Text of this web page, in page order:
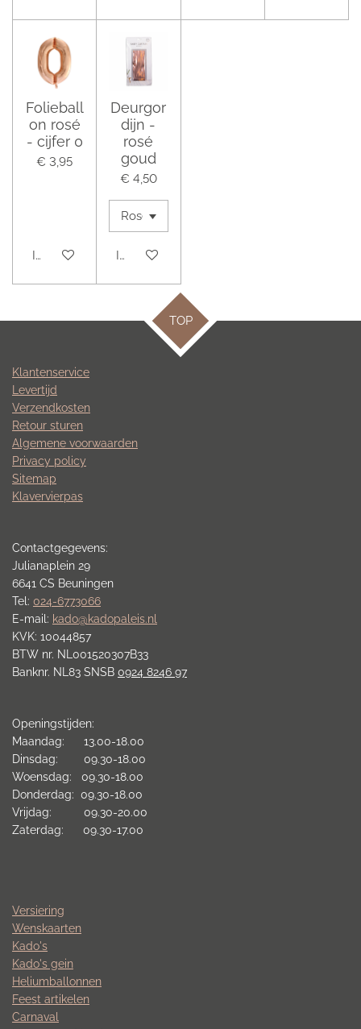
Folieball
on rosé
- cijfer 0
€ 3,95
In winkelwagen
Deurgor
dijn -
rosé
goud
€ 4,50
In winkelwagen
TOP
Klantenservice
Levertijd
Verzendkosten
Retour sturen
Algemene voorwaarden
Privacy policy
Sitemap
Klavervierpas
Contactgegevens:
Julianaplein 29
6641 CS Beuningen
Tel: 024-6773066
E-mail: kado@kadopaleis.nl
KVK: 10044857
BTW nr. NL001520307B33
Banknr. NL83 SNSB 0924 8246 97
Openingstijden:
Maandag: 13.00-18.00
Dinsdag: 09.30-18.00
Woensdag: 09.30-18.00
Donderdag: 09.30-18.00
Vrijdag: 09.30-20.00
Zaterdag: 09.30-17.00
Versiering
Wenskaarten
Kado's
Kado's gein
Heliumballonnen
Feest artikelen
Carnaval